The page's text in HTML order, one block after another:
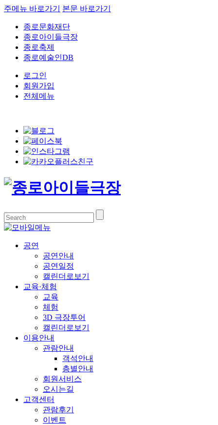
주메뉴 바로가기 본문 바로가기
종로문화재단
종로아이들극장
종로축제
종로예술인DB
로그인
회원가입
전체메뉴
공연
공연안내
공연일정
캘린더로보기
교육·체험
교육
체험
3D 극장투어
캘린더로보기
이용안내
관람안내
객석안내
층별안내
회원서비스
오시는길
고객센터
관람후기
이벤트